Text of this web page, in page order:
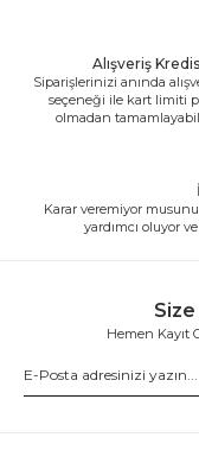
Alışveriş
Siparişlerinizi anında
seçeneği ile kart limiti
olmadan
Karar veremiyor
yardımcı oluyor
Hemen Kayıt